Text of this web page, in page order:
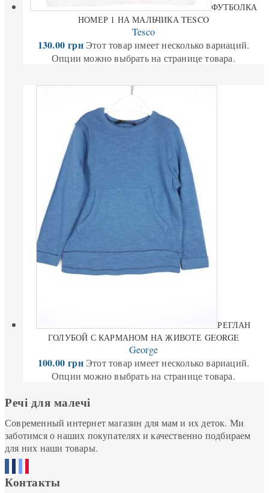
ФУТБОЛКА
НОМЕР 1 НА МАЛЬЧИКА TESCO
Tesco
130.00грн Этот товар имеет несколько вариаций.
Опции можно выбрать на странице товара.
РЕГЛАН
ГОЛУБОЙ С КАРМАНОМ НА ЖИВОТЕ GEORGE
George
100.00грн Этот товар имеет несколько вариаций.
Опции можно выбрать на странице товара.
Речі для малечі
Современный интернет магазин для мам и их деток. Ми
заботимся о наших покупателях и качественно подбираем
для них наши товары.
Контакты